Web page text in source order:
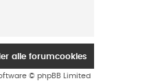
alle forumcookies
© phpBB Limited